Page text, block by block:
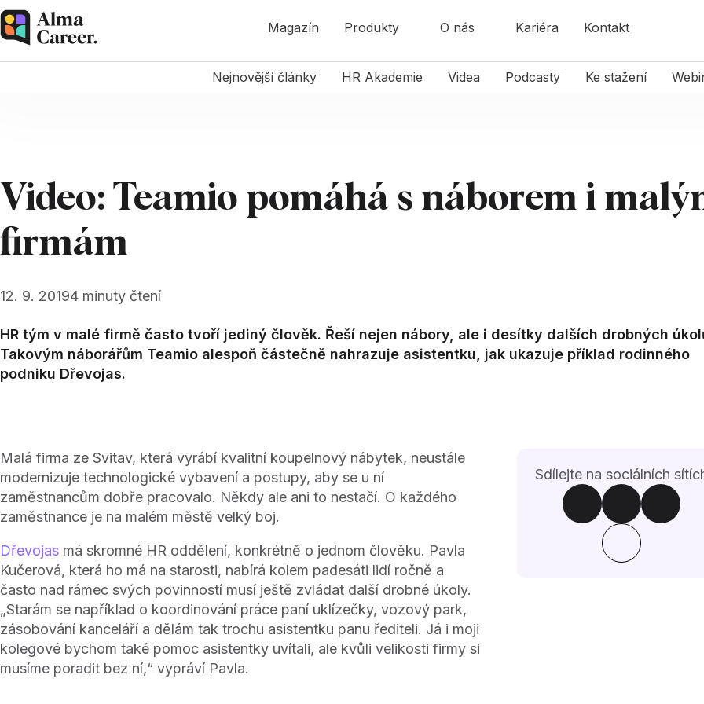
Magazín Produkty O nás Kariéra Kontakt
Nejnovější články HR Akademie Videa Podcasty Ke stažení
Video: Teamio pomáhá s náborem i
firmám
12. 9. 20194 minuty čtení
HR tým v malé firmě často tvoří jediný člověk. Řeší nejen nábory, ale i desítky dalších drobných
Takovým náborářům Teamio alespoň částečně nahrazuje asistentku, jak ukazuje příklad rodinného
podniku Dřevojas.
Malá firma ze Svitav, která vyrábí kvalitní koupelnový nábytek, neustále
modernizuje technologické vybavení a postupy, aby se u ní
zaměstnancům dobře pracovalo. Někdy ale ani to nestačí. O každého
zaměstnance je na malém městě velký boj.
Dřevojas má skromné HR oddělení, konkrétně o jednom člověku. Pavla
Kučerová, která ho má na starosti, nabírá kolem padesáti lidí ročně a
často nad rámec svých povinností musí ještě zvládat další drobné úkoly.
„Starám se například o koordinování práce paní uklízečky, vozový park,
zásobování kanceláří a dělám tak trochu asistentku panu řediteli. Já i moji
kolegové bychom také pomoc asistentky uvítali, ale kvůli velikosti firmy si
musíme poradit bez ní,“ vypráví Pavla.
Sdílejte na sociálních